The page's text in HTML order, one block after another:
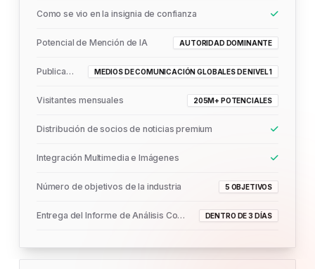
Como se vio en la insignia de confianza
Potencial de Mención de IA AUTORIDAD DOMINANTE
Publicado En MEDIOS DE COMUNICACIÓN GLOBALES DE NIVEL 1
Visitantes mensuales 205M+ POTENCIALES
Distribución de socios de noticias premium
Integración Multimedia e Imágenes
Número de objetivos de la industria 5 OBJETIVOS
Entrega del Informe de Análisis Completo DENTRO DE 3 DÍAS